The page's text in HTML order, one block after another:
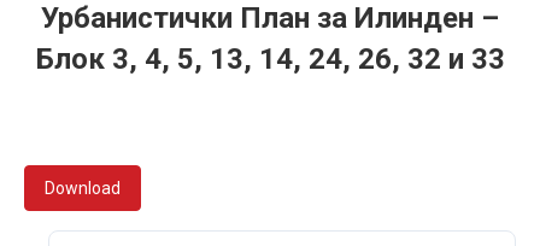
Урбанистички План за Илинден –
Блок 3, 4, 5, 13, 14, 24, 26, 32 и 33
Download